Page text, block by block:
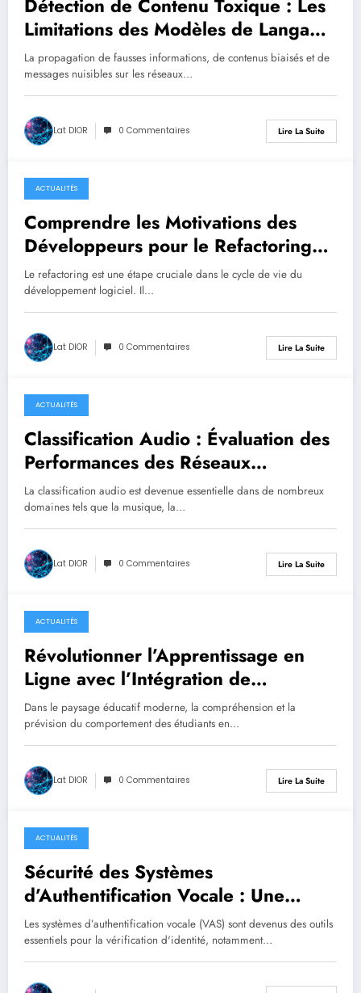
Détection de Contenu Toxique : Les
Limitations des Modèles de Langage
dans le Combat contre les Fake
News
La propagation de fausses informations, de contenus biaisés et de
messages nuisibles sur les réseaux…
Lat DIOR 0 Commentaires Lire La Suite
septembre 10, 2025
ACTUALITÉS
Comprendre les Motivations des
Développeurs pour le Refactoring
avec les Modèles de Langage
Le refactoring est une étape cruciale dans le cycle de vie du
développement logiciel. Il…
Lat DIOR 0 Commentaires Lire La Suite
septembre 10, 2025
ACTUALITÉS
Classification Audio : Évaluation des
Performances des Réseaux
Neurones Convolutionnels
La classification audio est devenue essentielle dans de nombreux
domaines tels que la musique, la…
Lat DIOR 0 Commentaires Lire La Suite
septembre 10, 2025
ACTUALITÉS
Révolutionner l’Apprentissage en
Ligne avec l’Intégration de
Biosenseurs et d’Analyses
Multimodales
Dans le paysage éducatif moderne, la compréhension et la
prévision du comportement des étudiants en…
Lat DIOR 0 Commentaires Lire La Suite
septembre 10, 2025
ACTUALITÉS
Sécurité des Systèmes
d’Authentification Vocale : Une
Nouvelle Menace Émergente
Les systèmes d’authentification vocale (VAS) sont devenus des outils
essentiels pour la vérification d'identité, notamment…